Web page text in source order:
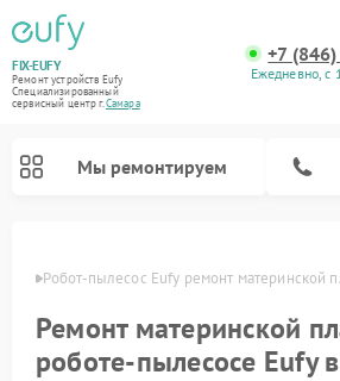
FIX-EUFY
Ремонт устройств Eufy
Специализированный
cервисный центр г.Самара
+7
Ежедневно,
Мы ремонтируем
Робот-пылесос Eufy ремонт материнской
Ремонт материнской
роботе-пылесосе Eufy